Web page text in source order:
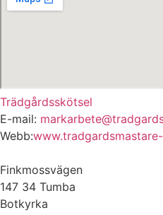
Trädgårdsskötsel
E-mail:
Webb:
Finkmossvägen
147 34 Tumba
Botkyrka